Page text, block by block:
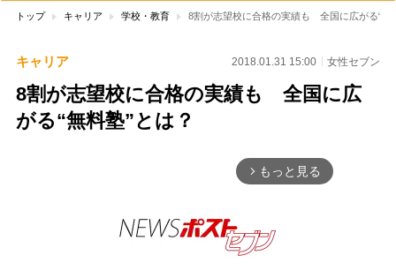
トップ キャリア 学校・教育 8割が志望校に合格の実績も 全国に広がる“無
キャリア 2018.01.31 15:00 女性セブン
8割が志望校に合格の実績も 全国に広
がる“無料塾”とは？
arrow_forward_ios もっと見る